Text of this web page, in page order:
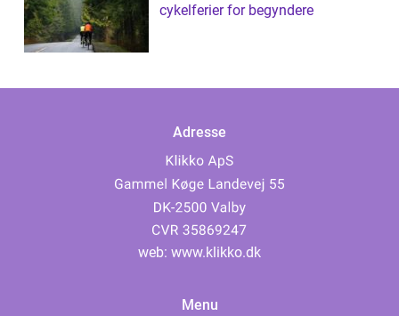
cykelferier for begyndere
Adresse
web: www.klikko.dk
Menu